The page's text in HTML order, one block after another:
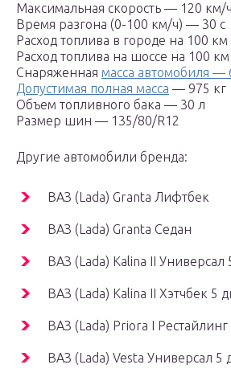
Максимальная скорость — 120 км/
Время разгона (0-100 км/ч) — 30 с
Расход топлива в городе на 100
Расход топлива на шоссе на 100
Снаряженная масса автомобиля —
Допустимая полная масса — 975 кг
Объем топливного бака — 30 л
Размер шин — 135/80/R12
Другие автомобили бренда:
ВАЗ (Lada) Granta Лифтбек
ВАЗ (Lada) Granta Седан
ВАЗ (Lada) Kalina II Универсал
ВАЗ (Lada) Kalina II Хэтчбек 5
ВАЗ (Lada) Priora I Рестайлинг
ВАЗ (Lada) Vesta Универсал 5